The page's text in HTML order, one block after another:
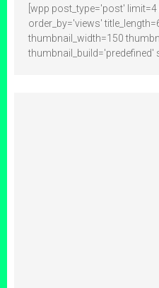
[wpp post_type='post'
order_by='views'
thumbnail_width=150
thumbnail_build='predefined'